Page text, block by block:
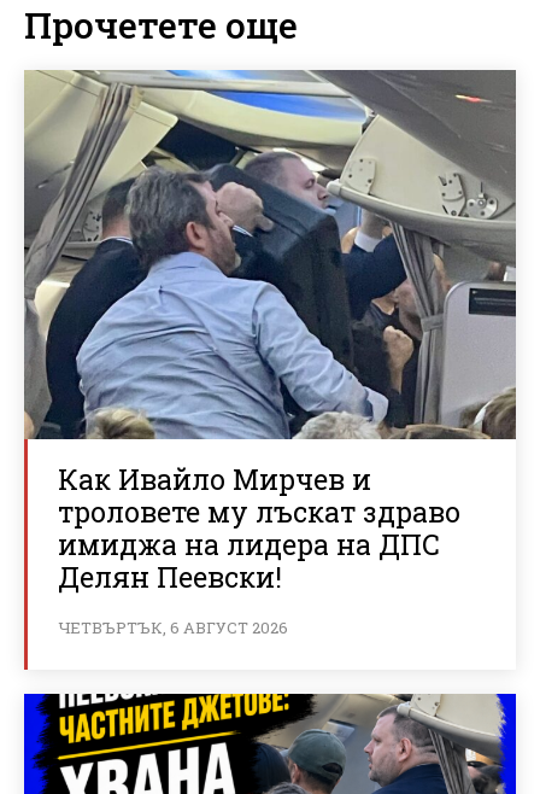
Прочетете още
Как Ивайло Мирчев и
троловете му лъскат здраво
имиджа на лидера на ДПС
Делян Пеевски!
ЧЕТВЪРТЪК, 6 АВГУСТ 2026